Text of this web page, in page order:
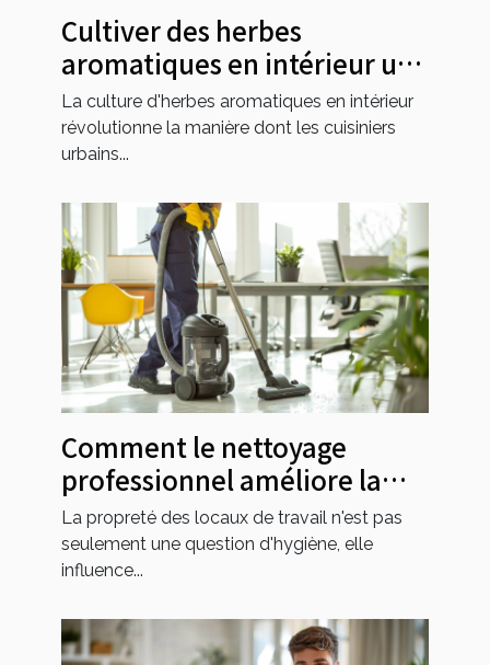
Cultiver des herbes
aromatiques en intérieur un
coin vert facile à entretenir
pour les cuisiniers urbains
La culture d'herbes aromatiques en intérieur
révolutionne la manière dont les cuisiniers
urbains...
Comment le nettoyage
professionnel améliore la
productivité au bureau
La propreté des locaux de travail n'est pas
seulement une question d'hygiène, elle
influence...